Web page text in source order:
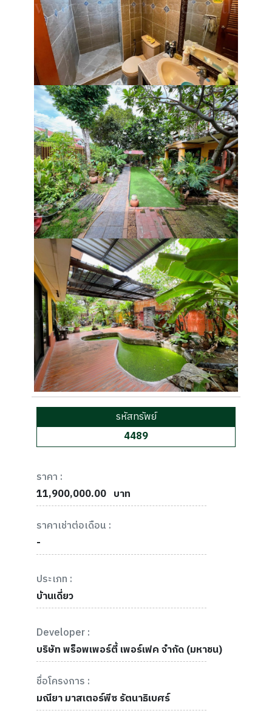
รหัสทรัพย์
4489
ราคา :
11,900,000.00 บาท
ราคาเช่าต่อเดือน :
-
ประเภท :
บ้านเดี่ยว
Developer :
บริษัท พร็อพเพอร์ตี้ เพอร์เฟค จำกัด (มหาชน)
ชื่อโครงการ :
มณียา มาสเตอร์พีซ รัตนาธิเบศร์